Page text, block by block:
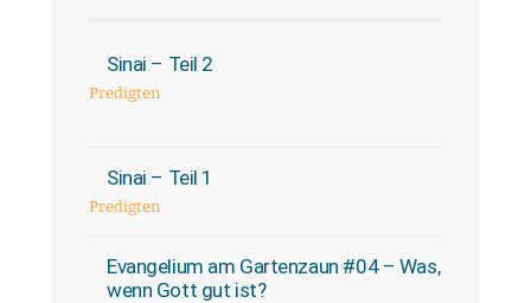
Sinai – Teil 2
Predigten
Sinai – Teil 1
Predigten
Evangelium am Gartenzaun #04 – Was,
wenn Gott gut ist?